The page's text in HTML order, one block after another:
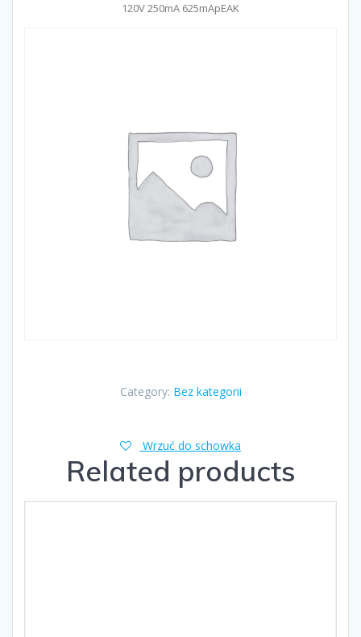
120V 250mA 625mApEAK
Category: Bez kategorii
Wrzuć do schowka
Related products